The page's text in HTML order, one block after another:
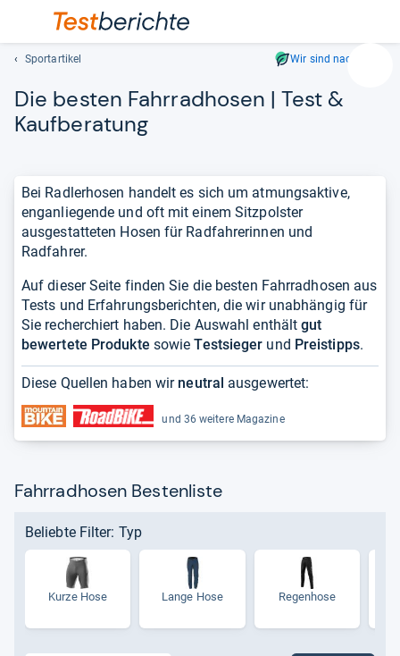
ein.
lassen
sich
den
Sportartikel Wir sind nachhaltig
Die bes­ten Fahr­rad­ho­sen | Test &
Kauf­be­ra­tung
Bei Radlerhosen handelt es sich um atmungsaktive,
enganliegende und oft mit einem Sitzpolster
ausgestatteten Hosen für Radfahrerinnen und
Radfahrer.
Auf dieser Seite finden Sie die besten Fahrradhosen aus
Tests und Erfahrungsberichten, die wir unabhängig für
Sie recherchiert haben. Die Auswahl enthältgut
bewertete Produkte sowieTestsieger und Preistipps.
Diese Quellen haben wir neutral ausgewertet:
und 36 weitere Magazine
Fahrradhosen Bestenliste
Beliebte Filter: Typ
Kurze Hose Lange Hose Regenhose